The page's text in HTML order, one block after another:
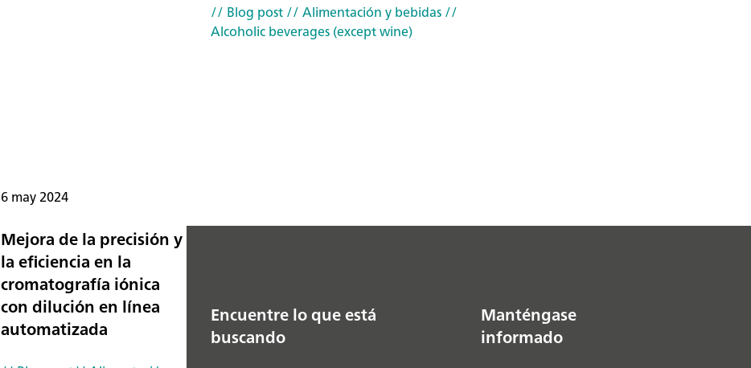
6 may 2024
Mejora de la precisión y
la eficiencia en la
cromatografía iónica
con dilución en línea
automatizada
// Blog post// Alimentación y bebidas//
Alcoholic beverages (except wine)
Encuentre lo que está
buscando
Manténgase
informado